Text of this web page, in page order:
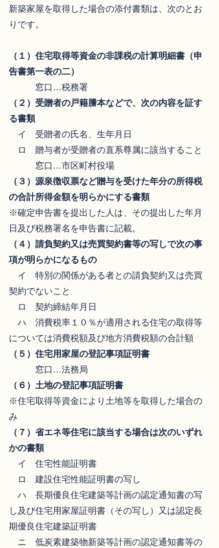
新築家屋を取得した場合の添付書類は、次のとお
りです。
（１）住宅取得等資金の非課税の計算明細書（申
告書第一表の二）
窓口…税務署
（２）受贈者の戸籍謄本などで、次の内容を証す
る書類
イ 受贈者の氏名、生年月日
ロ 贈与者が受贈者の直系尊属に該当すること
窓口…市区町村役場
（３）源泉徴収票など贈与を受けた年分の所得税
の合計所得金額を明らかにする書類
※確定申告書を提出した人は、その提出した年月
日及び税務署名を申告書に記載。
（４）請負契約又は売買契約書等の写しで次の事
項が明らかになるもの
イ 特別の関係がある者との請負契約又は売買
契約でないこと
ロ 契約締結年月日
ハ 消費税率１０％が適用される住宅の取得等
については消費税額及び地方消費税額の合計額
（５）住宅用家屋の登記事項証明書
窓口…法務局
（６）土地の登記事項証明書
※住宅取得等資金により土地等を取得した場合の
み
（７）省エネ等住宅に該当する場合は次のいずれ
かの書類
イ 住宅性能証明書
ロ 建設住宅性能証明書の写し
ハ 長期優良住宅建築等計画の認定通知書の写
し及び住宅用家屋証明書（その写し）又は認定長
期優良住宅建築証明書
ニ 低炭素建築物新築等計画の認定通知書等の